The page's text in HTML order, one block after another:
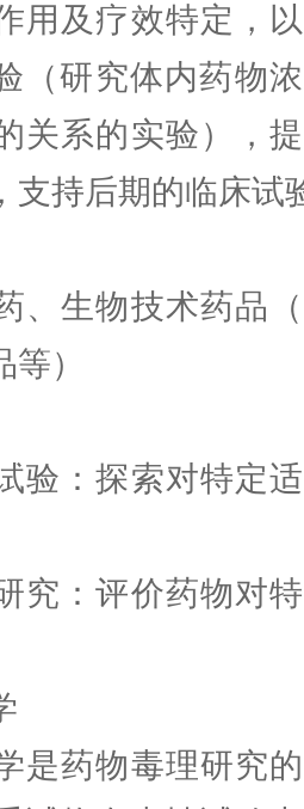
用及疗效特定，
（研究体内药物
关系的实验），
支持后期的临床试
、生物技术药品
）
验：探索对特定
究：评价药物对
是药物毒理研究